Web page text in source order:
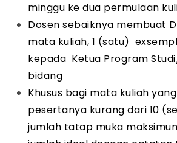
minggu ke dua permulaan
Dosen sebaiknya membuat
mata kuliah, 1 (satu)
kepada Ketua Program
bidang
Khusus bagi mata kuliah
pesertanya kurang dari 10
jumlah tatap muka